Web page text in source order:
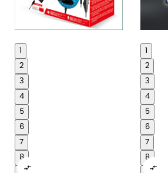
2
3
4
5
6
7
8

2
3
4
5
6
7
8
